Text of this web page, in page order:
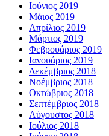
Ιούνιος 2019
Μάιος 2019
Απρίλιος 2019
Μάρτιος 2019
Φεβρουάριος 2019
Ιανουάριος 2019
Δεκέμβριος 2018
Νοέμβριος 2018
Οκτώβριος 2018
Σεπτέμβριος 2018
Αύγουστος 2018
Ιούλιος 2018